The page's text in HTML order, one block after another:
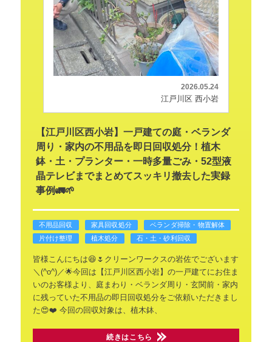
2026.05.24
江戸川区 西小岩
【江戸川区西小岩】一戸建ての庭・ベランダ
周り・家内の不用品を即日回収処分！植木
鉢・土・プランター・一時多量ごみ・52型液
晶テレビまでまとめてスッキリ撤去した実録
事例🚛🌱
不用品回収 家具回収処分
ベランダ掃除・物置解体
片付け整理
植木処分 石・土・砂利回収
皆様こんにちは😆🌷クリーンワークスの岩佐でございます
＼(^o^)／🌟今回は【江戸川区西小岩】の一戸建てにお住ま
いのお客様より、庭まわり・ベランダ周り・玄関前・家内
に残っていた不用品の即日回収処分をご依頼いただきまし
た😍❤️ 今回の回収対象は、植木鉢、
続きはこちら